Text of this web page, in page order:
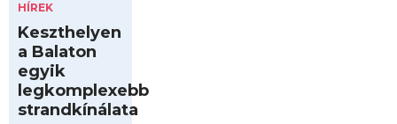
HÍREK
Keszthelyen
a Balaton
egyik
legkomplexebb
strandkínálata